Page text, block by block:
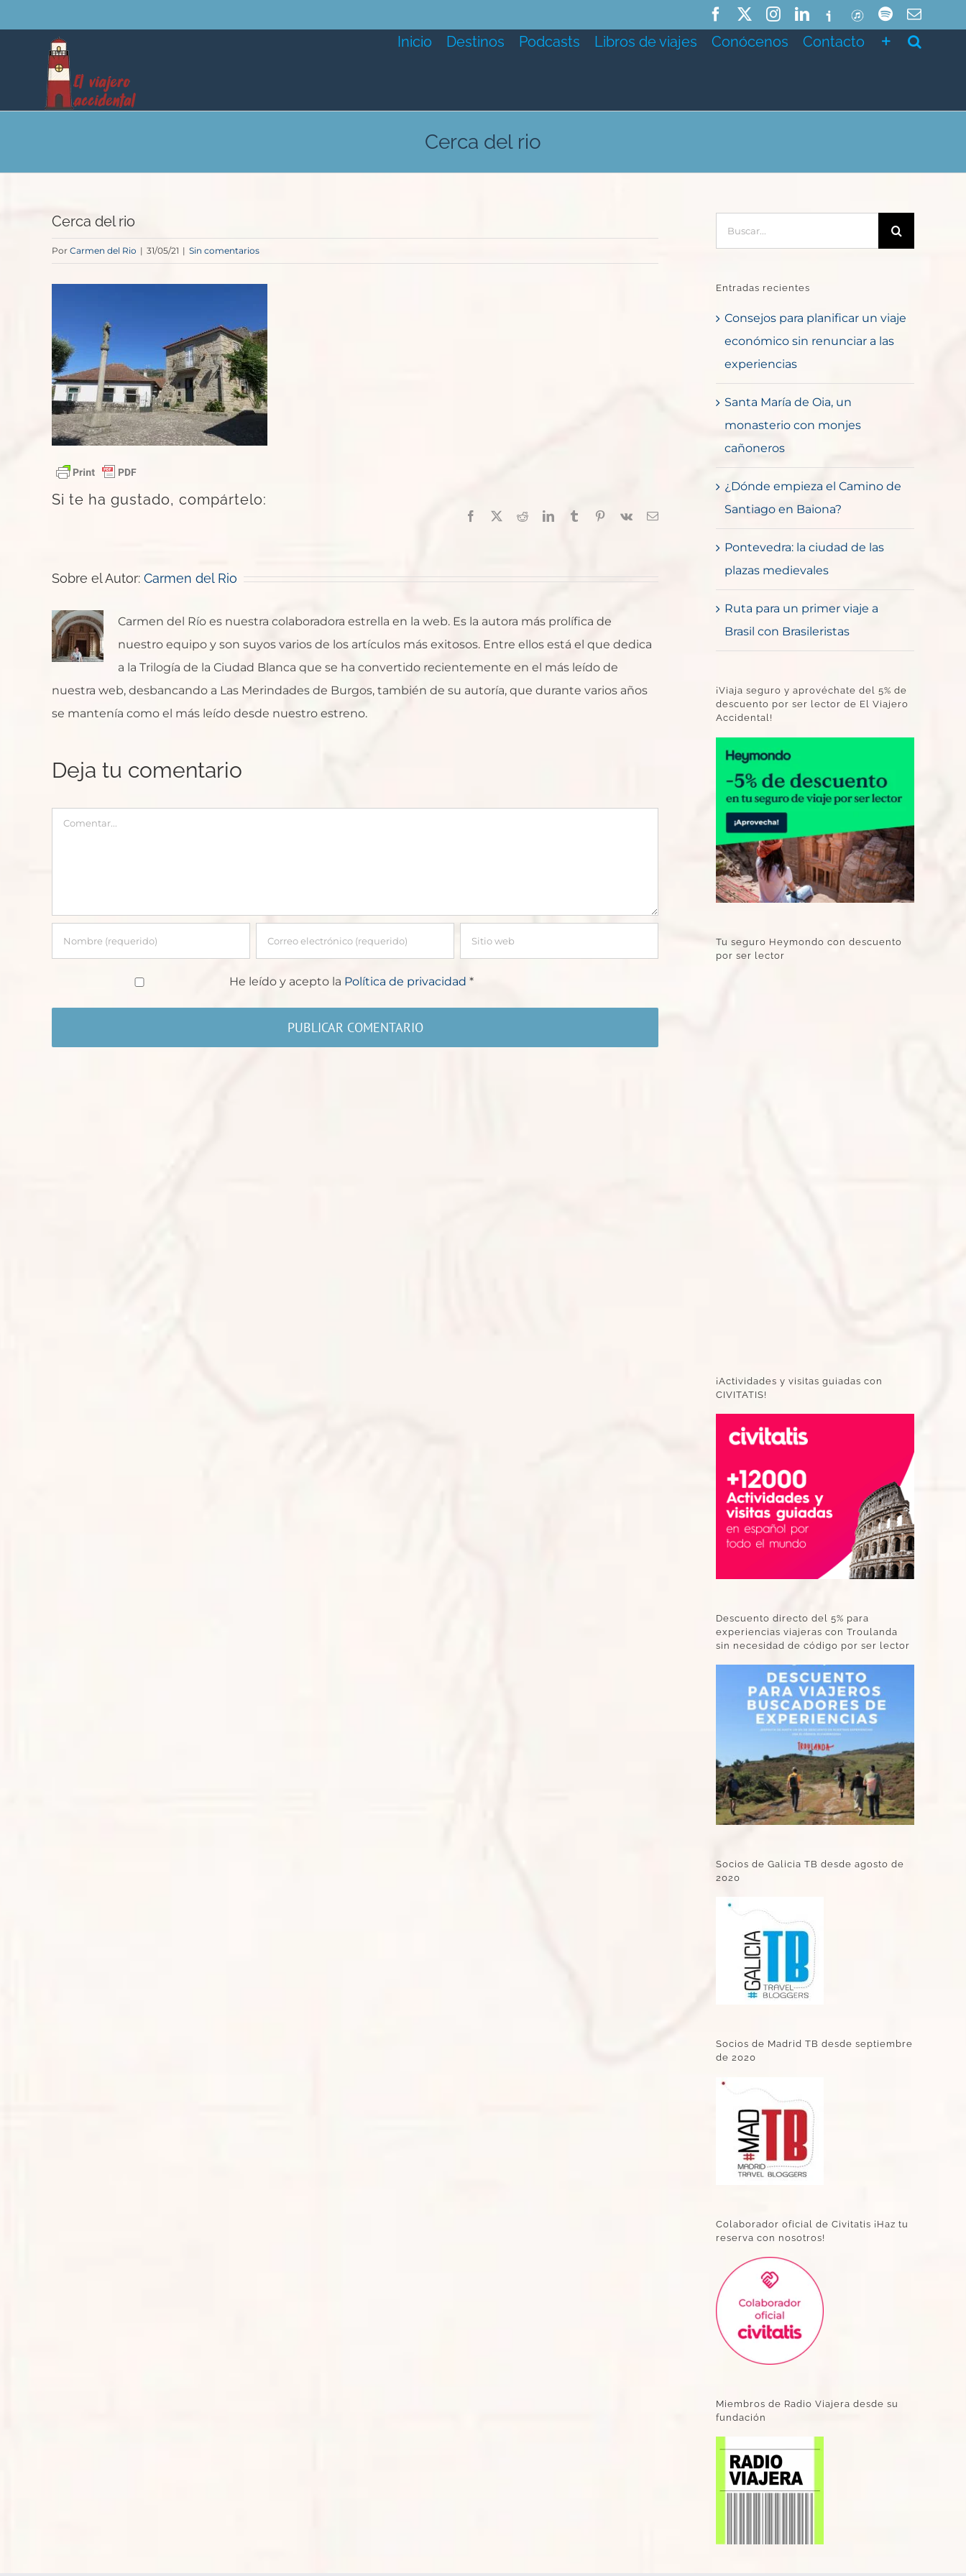
al
contenido
FacebookInstagramLinkedIn
IvooxITunesSpotifyCorreo
Inicio Destinos Podcasts Libros de viajes Conócenos Contacto
Cerca del rio
Cerca del rio
Por Carmen del Rio | 31/05/21 | Sin comentarios
Si te ha gustado, compártelo:
Facebook RedditLinkedInTumblr Pinterest
Vk
Correo
Sobre el Autor: Carmen del Rio
Carmen del Río es nuestra colaboradora estrella en la web. Es la autora más prolífica de
nuestro equipo y son suyos varios de los artículos más exitosos. Entre ellos está el que dedica
a la Trilogía de la Ciudad Blanca que se ha convertido recientemente en el más leído de
nuestra web, desbancando a Las Merindades de Burgos, también de su autoría, que durante varios años
se mantenía como el más leído desde nuestro estreno.
Deja tu comentario
Comentar
He leído y acepto la Política de privacidad*
Entradas recientes
Consejos para planificar un viaje
económico sin renunciar a las
experiencias
Santa María de Oia, un
monasterio con monjes
cañoneros
¿Dónde empieza el Camino de
Santiago en Baiona?
Pontevedra: la ciudad de las
plazas medievales
Ruta para un primer viaje a
Brasil con Brasileristas
¡Viaja seguro y aprovéchate del 5% de
descuento por ser lector de El Viajero
Accidental!
Tu seguro Heymondo con descuento
por ser lector
¡Actividades y visitas guiadas con
CIVITATIS!
Descuento directo del 5% para
experiencias viajeras con Troulanda
sin necesidad de código por ser lector
Socios de Galicia TB desde agosto de
2020
Socios de Madrid TB desde septiembre
de 2020
Colaborador oficial de Civitatis ¡Haz tu
reserva con nosotros!
Miembros de Radio Viajera desde su
fundación